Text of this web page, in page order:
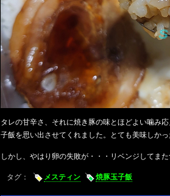
タレの甘辛さ、それに焼き豚の味とほどよい噛み
子飯を思い出させてくれました。とても美味しかっ
しかし、やはり卵の失敗が・・・リベンジしてまた
タグ： メスティン 焼豚玉子飯